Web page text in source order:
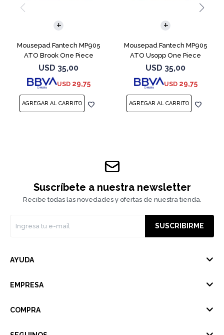
Mousepad Fantech MP905
ATO Brook One Piece
USD 35,00
USD 29,75
Mousepad Fantech MP905
ATO Usopp One Piece
USD 35,00
USD 29,75
Suscríbete a nuestra newsletter
Recibe todas las novedades y ofertas de nuestra tienda.
SUSCRIBIRME
AYUDA
EMPRESA
COMPRA